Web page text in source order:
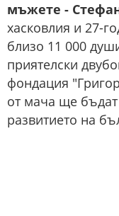
мъжете -
хасковлия и 27-
близо 11 000
приятелски
фондация
от мача ще
развитието на